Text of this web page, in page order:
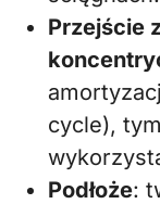
Przejście
cycle),
Podłoże: